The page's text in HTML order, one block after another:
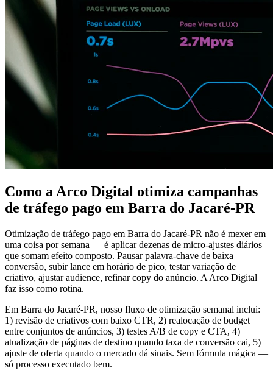
Como a Arco Digital otimiza campanhas
de tráfego pago em Barra do Jacaré-PR
Otimização de tráfego pago em Barra do Jacaré-PR não é mexer em
uma coisa por semana — é aplicar dezenas de micro-ajustes diários
que somam efeito composto. Pausar palavra-chave de baixa
conversão, subir lance em horário de pico, testar variação de
criativo, ajustar audience, refinar copy do anúncio. A Arco Digital
faz isso como rotina.
Em Barra do Jacaré-PR, nosso fluxo de otimização semanal inclui:
1) revisão de criativos com baixo CTR, 2) realocação de budget
entre conjuntos de anúncios, 3) testes A/B de copy e CTA, 4)
atualização de páginas de destino quando taxa de conversão cai, 5)
ajuste de oferta quando o mercado dá sinais. Sem fórmula mágica —
só processo executado bem.